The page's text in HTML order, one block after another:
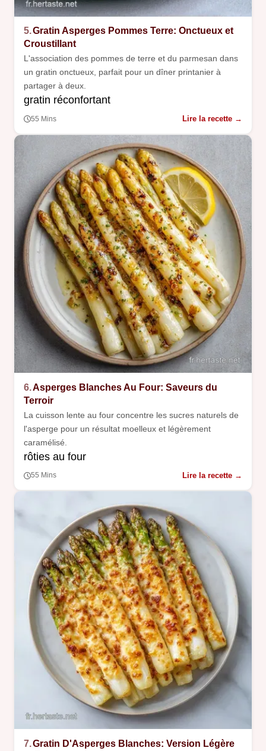
5.Gratin Asperges Pommes Terre: Onctueux et
Croustillant
L'association des pommes de terre et du parmesan dans
un gratin onctueux, parfait pour un dîner printanier à
partager à deux.
gratin réconfortant
55 Mins Lire la recette →
6.Asperges Blanches Au Four: Saveurs du
Terroir
La cuisson lente au four concentre les sucres naturels de
l'asperge pour un résultat moelleux et légèrement
caramélisé.
rôties au four
55 Mins Lire la recette →
7.Gratin D'Asperges Blanches: Version Légère